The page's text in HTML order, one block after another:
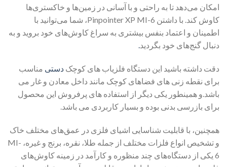
امکان می‌دهد تا به راحتی و با آسانی در زمین‌ها و خاکستری‌ها
کاوش کند. با داشتن Pinpointer XP MI-6، شما می‌توانید با
اطمینان و اعتماد بنفس بیشتری به سراغ کاوش‌های خود بروید و به
دنبال گنج‌های خود بگردید.
دقت داشته باشید این دستگاه فلزیاب های کوچک دستی مناسب
برای نقطه زنی های فضاهای کوچک مانند داخل معادن و غار می
باشد.و همینطور یکی دیگر از استفاده های پرفروش این محصول
برای بازرسی بدنی بوده و بسیار کاربردی می باشد.
همچنین، با قابلیت شناسایی اشیای فلزی در عمق‌های مختلف خاک
و تشخیص انواع فلزات مختلف از جمله طلا، نقره، برنج و غیره، MI-
6 یکی از دستگاه‌های چند منظوره و کارآمد در زمینه کاوش‌های